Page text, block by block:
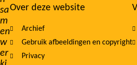
sa
m
en
w
er
Over deze website
Archief
Gebruik afbeeldingen en copyright
Privacy